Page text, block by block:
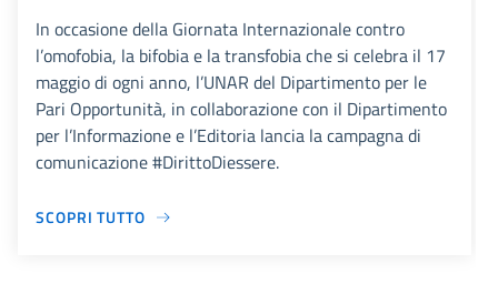
In occasione della Giornata Internazionale contro
l’omofobia, la bifobia e la transfobia che si celebra il 17
maggio di ogni anno, l’UNAR del Dipartimento per le
Pari Opportunità, in collaborazione con il Dipartimento
per l’Informazione e l’Editoria lancia la campagna di
comunicazione #DirittoDiessere.
SCOPRI TUTTO